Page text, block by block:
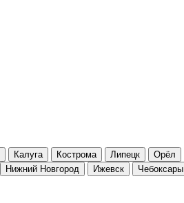
Калуга Кострома Липецк Орёл
Нижний Новгород Ижевск Чебоксары